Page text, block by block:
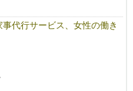
代行サービス、女性の働き